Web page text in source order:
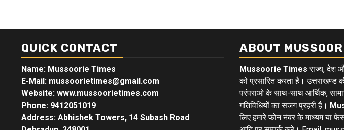
QUICK CONTACT
Name: Mussoorie Times
E-Mail: mussoorietimes@gmail.com
Website: www.mussoorietimes.com
Phone: 9412051019
Address: Abhishek Towers, 14 Subash Road
ABOUT
Mussoorie Times राज्य, देश
को प्रसारित करता है। उत्तराखण्ड
परंपराओ के साथ-साथ आर्थिक,
गतिविधियों का सजग प्रहरी है।
लिए हमारे फोन नंबर के माध्यम या